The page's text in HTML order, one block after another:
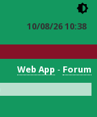
10/08/26 10:38
Web App - Forum